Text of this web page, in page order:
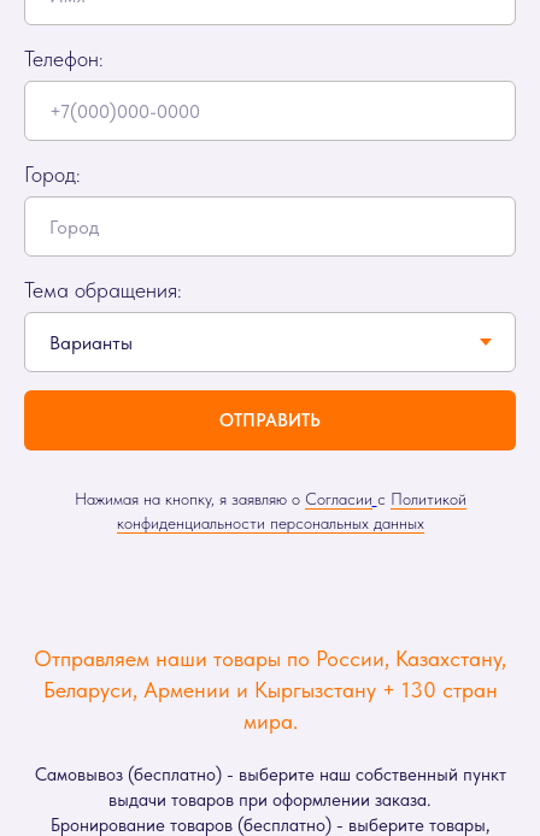
Телефон:
Город:
Тема обращения:
ОТПРАВИТЬ
Нажимая на кнопку, я заявляю о Согласии с Политикой
конфиденциальности персональных данных
Отправляем наши товары по России, Казахстану,
Беларуси, Армении и Кыргызстану + 130 стран
мира.
Самовывоз (бесплатно) - выберите наш собственный пункт
выдачи товаров при оформлении заказа.
Бронирование товаров (бесплатно) - выберите товары,